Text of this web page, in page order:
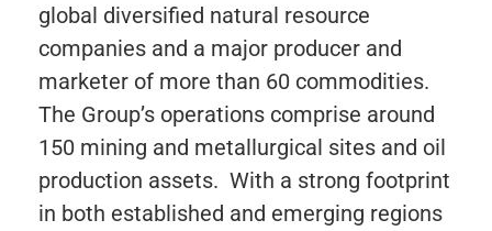
global diversified natural resource
companies and a major producer and
marketer of more than 60 commodities.
The Group’s operations comprise around
150 mining and metallurgical sites and oil
production assets. With a strong footprint
in both established and emerging regions